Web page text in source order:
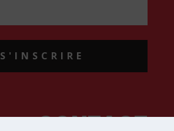
S'INSCRIRE
CONTACT